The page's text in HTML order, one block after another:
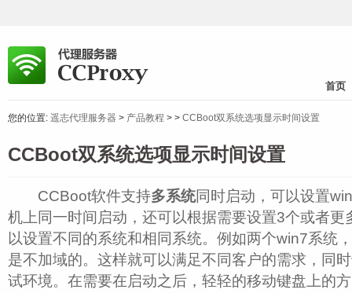
首页
您的位置: 遥志代理服务器 > 产品教程 > > CCBoot双系统选项显示时间设置
CCBoot双系统选项显示时间设置
CCBoot软件支持多系统同时启动，可以设置
机上同一时间启动，还可以根据需要设置3个或者更
以设置不同的系统和相同系统。例如两个win7系统
是不加域的。这样就可以满足不同客户的需求，同
试环境。在需要在启动之后，轻轻的移动键盘上的